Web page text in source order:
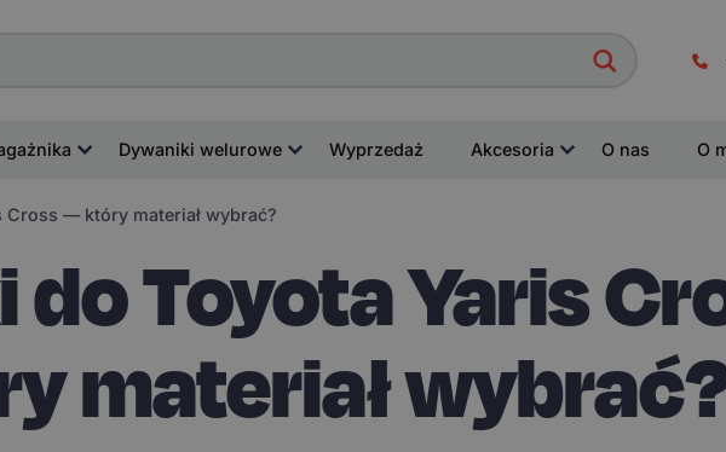
Dywaniki welurowe Wyprzedaż Akcesoria O nas O
Cross — który materiał wybrać?
Toyota Yaris
materiał